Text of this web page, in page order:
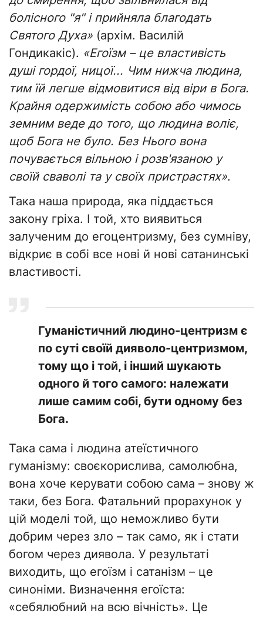
болісного "я" і прийняла благодать
Святого Духа» (архім. Василій
Гондикакіс). «Егоїзм – це властивість
душі гордої, ницої... Чим нижча людина,
тим їй легше відмовитися від віри в Бога.
Крайня одержимість собою або чимось
земним веде до того, що людина воліє,
щоб Бога не було. Без Нього вона
почувається вільною і розв'язаною у
своїй сваволі та у своїх пристрастях».
Така наша природа, яка піддається
закону гріха. І той, хто виявиться
залученим до егоцентризму, без сумніву,
відкриє в собі все нові й нові сатанинські
властивості.
Гуманістичний людино-центризм є
по суті своїй дияволо-центризмом,
тому що і той, і інший шукають
одного й того самого: належати
лише самим собі, бути одному без
Бога.
Така сама і людина атеїстичного
гуманізму: своєкорислива, самолюбна,
вона хоче керувати собою сама – знову ж
таки, без Бога. Фатальний прорахунок у
цій моделі той, що неможливо бути
добрим через зло – так само, як і стати
богом через диявола. У результаті
виходить, що егоїзм і сатанізм – це
синоніми. Визначення егоїста:
«себялюбний на всю вічність». Це